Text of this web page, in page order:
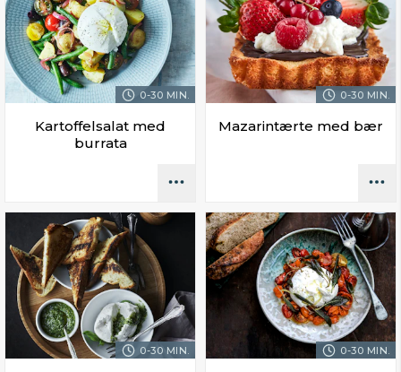
0-30 MIN.
Kartoffelsalat med
burrata
0-30 MIN.
Mazarintærte med bær
0-30 MIN. 0-30 MIN.